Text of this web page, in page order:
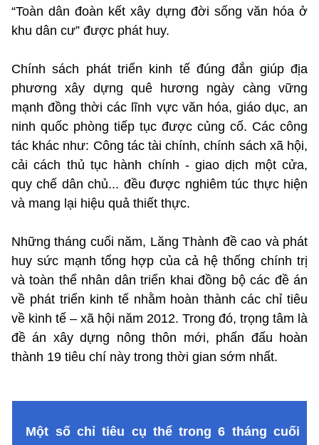
“Toàn dân đoàn kết xây dựng đời sống văn hóa ở
khu dân cư” được phát huy.
Chính sách phát triển kinh tế đúng đắn giúp địa
phương xây dựng quê hương ngày càng vững
mạnh đồng thời các lĩnh vực văn hóa, giáo dục, an
ninh quốc phòng tiếp tục được củng cố. Các công
tác khác như: Công tác tài chính, chính sách xã hội,
cải cách thủ tục hành chính - giao dịch một cửa,
quy chế dân chủ... đều được nghiêm túc thực hiện
và mang lại hiệu quả thiết thực.
Những tháng cuối năm, Lăng Thành đề cao và phát
huy sức mạnh tổng hợp của cả hệ thống chính trị
và toàn thể nhân dân triển khai đồng bộ các đề án
về phát triển kinh tế nhằm hoàn thành các chỉ tiêu
về kinh tế – xã hội năm 2012. Trong đó, trọng tâm là
đề án xây dựng nông thôn mới, phấn đấu hoàn
thành 19 tiêu chí này trong thời gian sớm nhất.
Một số chỉ tiêu cụ thể trong 6 tháng cuối